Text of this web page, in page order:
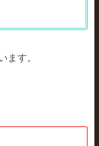
ます。